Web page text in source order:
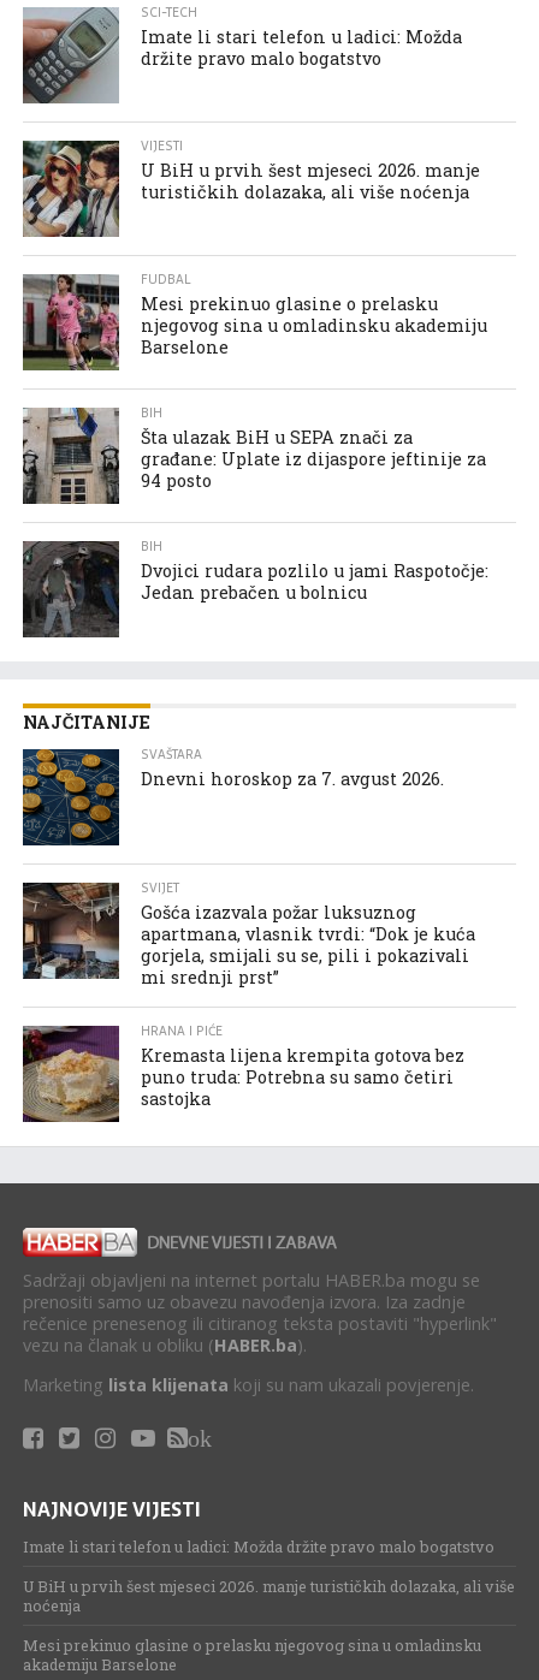
SCI-TECH
Imate li stari telefon u ladici: Možda
držite pravo malo bogatstvo
VIJESTI
U BiH u prvih šest mjeseci 2026. manje
turističkih dolazaka, ali više noćenja
FUDBAL
Mesi prekinuo glasine o prelasku
njegovog sina u omladinsku akademiju
Barselone
BIH
Šta ulazak BiH u SEPA znači za
građane: Uplate iz dijaspore jeftinije za
94 posto
BIH
Dvojici rudara pozlilo u jami Raspotočje:
Jedan prebačen u bolnicu
NAJČITANIJE
SVAŠTARA
Dnevni horoskop za 7. avgust 2026.
SVIJET
Gošća izazvala požar luksuznog
apartmana, vlasnik tvrdi: “Dok je kuća
gorjela, smijali su se, pili i pokazivali
mi srednji prst”
HRANA I PIĆE
Kremasta lijena krempita gotova bez
puno truda: Potrebna su samo četiri
sastojka
Sadržaji objavljeni na internet portalu HABER.ba mogu se
prenositi samo uz obavezu navođenja izvora. Iza zadnje
rečenice prenesenog ili citiranog teksta postaviti "hyperlink"
vezu na članak u obliku (HABER.ba).
Marketing lista klijenata koji su nam ukazali povjerenje.
ok
NAJNOVIJE VIJESTI
Imate li stari telefon u ladici: Možda držite pravo malo bogatstvo
U BiH u prvih šest mjeseci 2026. manje turističkih dolazaka, ali više
noćenja
Mesi prekinuo glasine o prelasku njegovog sina u omladinsku
akademiju Barselone